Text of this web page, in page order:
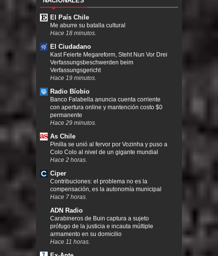
El País Chile
Me aburre su batalla cultural
Hace 18 minutos.
El Ciudadano
Kast Feierte Megareform, Steht Nun Vor Drei
Verfassungsbeschwerden beim
Verfassungsgericht
Hace 19 minutos.
Radio Bíobio
Banco Falabella anuncia cuenta corriente
con apertura online y mantención costo $0
permanente
Hace 29 minutos.
As Chile
Pinilla se unió al fervor por Vozinha y puso a
Colo Colo al nivel de un gigante mundial
Hace 2 horas.
Ciper
Contribuciones: el problema no es la
compensación, es la autonomía municipal
Hace 7 horas.
ADN Radio
Carabineros de Buin captura a sujeto
prófugo de la justicia e incauta múltiple
armamento en su domicilio
Hace 11 horas.